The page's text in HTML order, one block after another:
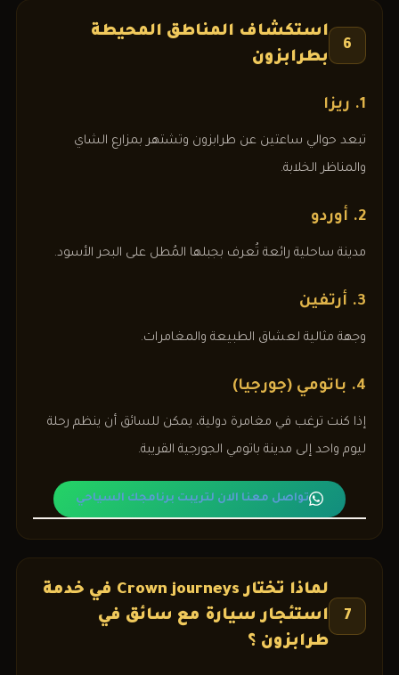
6
استكشاف المناطق المحيطة
بطرابزون
1. ريزا
تبعد حوالي ساعتين عن طرابزون وتشتهر بمزارع الشاي
والمناظر الخلابة.
2. أوردو
مدينة ساحلية رائعة تُعرف بجبلها المُطل على البحر الأسود.
3. أرتفين
وجهة مثالية لعشاق الطبيعة والمغامرات.
4. باتومي (جورجيا)
إذا كنت ترغب في مغامرة دولية، يمكن للسائق أن ينظم رحلة
ليوم واحد إلى مدينة باتومي الجورجية القريبة.
تواصل معنا الان لتريبت برنامجك السياحي
7
لماذا تختار Crown journeys في خدمة
استئجار سيارة مع سائق في
طرابزون ؟